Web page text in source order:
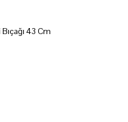
43 Cm